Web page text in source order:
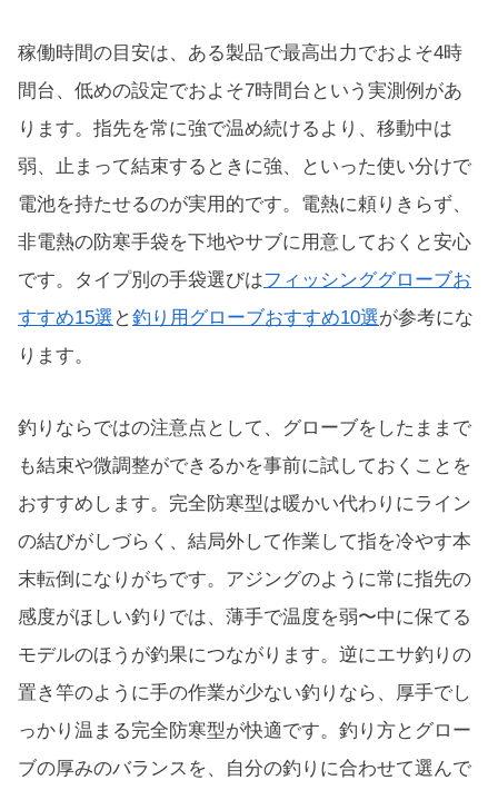
稼働時間の目安は、ある製品で最高出力でおよそ4時
間台、低めの設定でおよそ7時間台という実測例があ
ります。指先を常に強で温め続けるより、移動中は
弱、止まって結束するときに強、といった使い分けで
電池を持たせるのが実用的です。電熱に頼りきらず、
非電熱の防寒手袋を下地やサブに用意しておくと安心
です。タイプ別の手袋選びはフィッシンググローブお
すすめ15選 と釣り用グローブおすすめ10選が参考にな
ります。
釣りならではの注意点として、グローブをしたままで
も結束や微調整ができるかを事前に試しておくことを
おすすめします。完全防寒型は暖かい代わりにライン
の結びがしづらく、結局外して作業して指を冷やす本
末転倒になりがちです。アジングのように常に指先の
感度がほしい釣りでは、薄手で温度を弱〜中に保てる
モデルのほうが釣果につながります。逆にエサ釣りの
置き竿のように手の作業が少ない釣りなら、厚手でし
っかり温まる完全防寒型が快適です。釣り方とグロー
ブの厚みのバランスを、自分の釣りに合わせて選んで